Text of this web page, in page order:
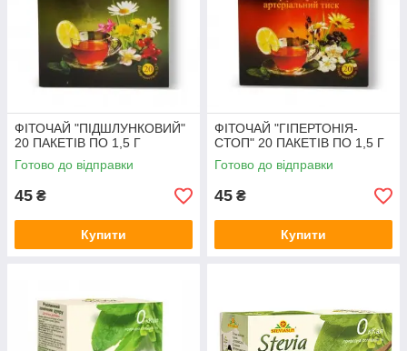
ФІТОЧАЙ "ПІДШЛУНКОВИЙ"
20 ПАКЕТІВ ПО 1,5 Г
Готово до відправки
45 ₴
Купити
ФІТОЧАЙ "ГІПЕРТОНІЯ-
СТОП" 20 ПАКЕТІВ ПО 1,5 Г
Готово до відправки
45 ₴
Купити